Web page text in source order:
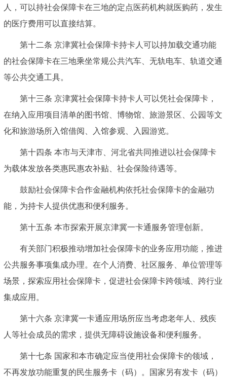
人，可以持社会保障卡在三地的定点医药机构就医购药，发生
的医疗费用可以直接结算。
第十二条 京津冀社会保障卡持卡人可以持加载交通功能
的社会保障卡在三地乘坐常规公共汽车、无轨电车、轨道交通
等公共交通工具。
第十三条 京津冀社会保障卡持卡人可以凭社会保障卡，
在纳入应用项目清单的图书馆、博物馆、旅游景区、公园等文
化和旅游场所入馆借阅、入馆参观、入园游览。
第十四条 本市与天津市、河北省共同推进以社会保障卡
为载体发放各类惠民惠农补贴、社会保险待遇等。
鼓励社会保障卡合作金融机构依托社会保障卡的金融功
能，为持卡人提供优惠和便利服务。
第十五条 本市探索开展京津冀一卡通服务管理创新。
有关部门积极推动增加社会保障卡的业务应用功能，推进
公共服务事项集成办理。在个人消费、社区服务、单位管理等
场景，探索应用社会保障卡，促进社会保障卡跨领域、跨行业
集成应用。
第十六条 京津冀一卡通应用场所应当考虑老年人、残疾
人等社会成员的需求，提供无障碍设施设备和便利服务。
第十七条 国家和本市确定应当使用社会保障卡的领域，
不再发放功能重复的民生服务卡（码）。国家另有发卡（码）